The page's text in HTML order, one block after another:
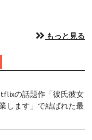
もっと見る
の話題作「彼氏彼女
します」で結ばれた最